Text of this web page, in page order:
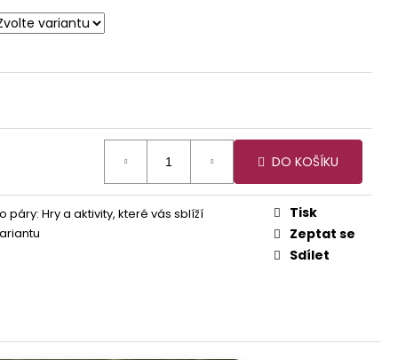
DO KOŠÍKU
páry: Hry a aktivity, které vás sblíží
Tisk
Zeptat se
Sdílet